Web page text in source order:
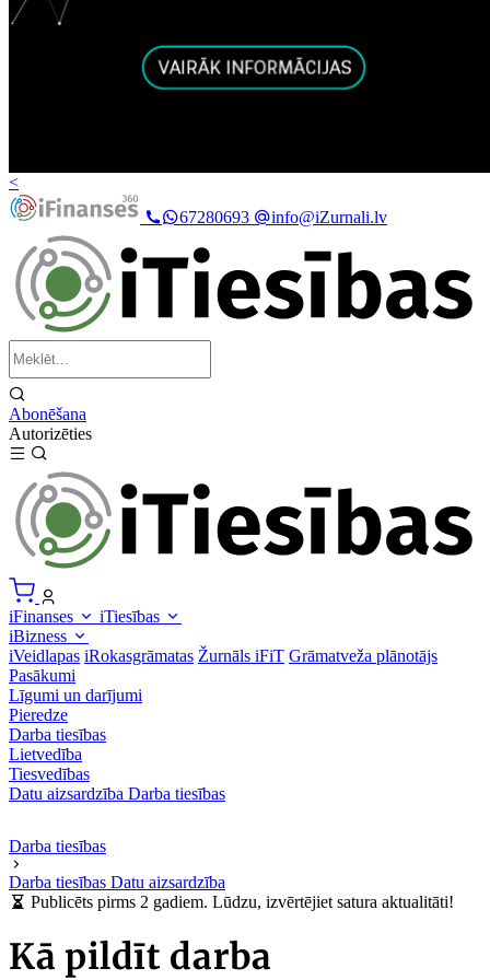
<
67280693
info@iZurnali.lv
Abonēšana
Autorizēties
iFinanses
iTiesības
iBizness
iVeidlapas iRokasgrāmatas Žurnāls iFiT Grāmatveža plānotājs
Pasākumi
Līgumi un darījumi
Pieredze
Darba tiesības
Lietvedība
Tiesvedības
Datu aizsardzība Darba tiesības
Darba tiesības
Darba tiesības Datu aizsardzība
Publicēts pirms 2 gadiem. Lūdzu, izvērtējiet satura aktualitāti!
Kā pildīt darba